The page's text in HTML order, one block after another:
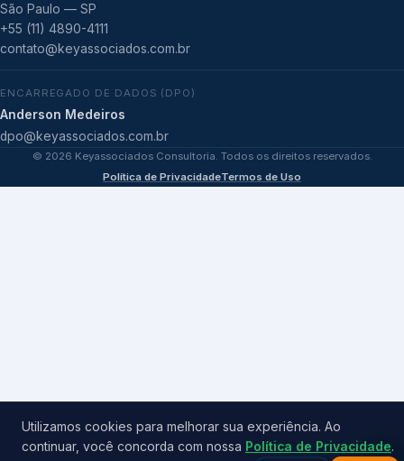
São Paulo — SP
+55 (11) 4890-4111
contato@keyassociados.com.br
ENCARREGADO DE DADOS (DPO)
Anderson Medeiros
dpo@keyassociados.com.br
© 2026 Keyassociados Consultoria. Todos os direitos reservados.
Política de PrivacidadeTermos de Uso
Utilizamos cookies para melhorar sua experiência. Ao
continuar, você concorda com nossa Política de Privacidade.